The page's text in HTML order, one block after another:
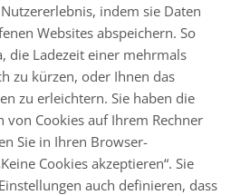
indem sie Daten
Websites abspeichern. So
die Ladezeit einer mehrmals
zu kürzen, oder Ihnen das
zu erleichtern. Sie haben die
von Cookies auf Ihrem Rechner
Sie in Ihren Browser-
Cookies akzeptieren“. Sie
auch definieren, dass